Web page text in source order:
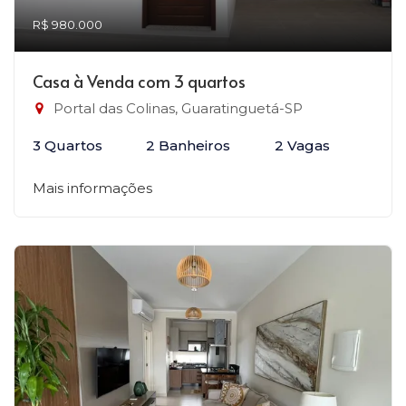
R$ 980.000
Casa à Venda com 3 quartos
Portal das Colinas, Guaratinguetá-SP
3 Quartos 2 Banheiros 2 Vagas
Mais informações